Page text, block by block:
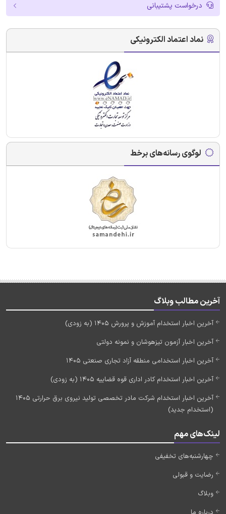
درخواست پشتیبانی
نماد اعتماد الکترونیکی
لوگوی رسانه‌های برخط
آخرین مطالب وبلاگ
آخرین اخبار استخدام آموزش و پرورش 1405 (به زودی)
آخرین اخبار آزمون تیزهوشان و نمونه دولتی
آخرین اخبار استخدامی منطقه آزاد تجاری صنعتی 1405
آخرین اخبار استخدام کادر اداری قوه قضاییه 1405 (به زودی)
آخرین اخبار استخدام شرکت مادر تخصصی تولید نیروی برق حرارتی 1405
(استخدام جدید)
لینک‌های مهم
چهارشنبه‌های تخفیفی
رضایت و قبولی
وبلاگ